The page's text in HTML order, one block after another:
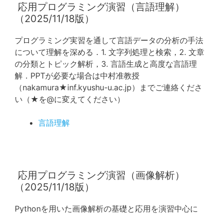
応用プログラミング演習（言語理解）
（2025/11/18版）
プログラミング実習を通して言語データの分析の手法
について理解を深める．1. 文字列処理と検索，2. 文章
の分類とトピック解析，3. 言語生成と高度な言語理
解．PPTが必要な場合は中村准教授
（nakamura★inf.kyushu-u.ac.jp）までご連絡くださ
い（★を@に変えてください）
言語理解
応用プログラミング演習（画像解析）
（2025/11/18版）
Pythonを用いた画像解析の基礎と応用を演習中心に